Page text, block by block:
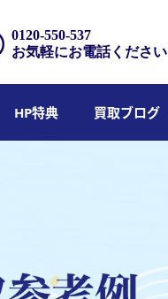
0120-550-537
お気軽にお電話ください
HP特典 買取ブログ